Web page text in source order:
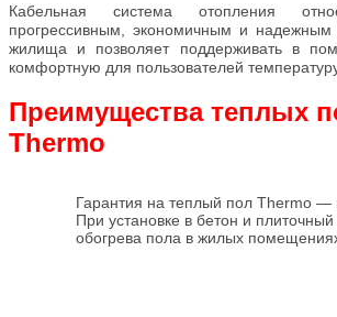
Кабельная система отопления
прогрессивным, экономичным и надежным
жилища и позволяет поддерживать в
комфортную для пользователей
Преимущества теплых
Thermo
Гарантия на теплый пол Thermo —
При установке в бетон и
обогрева пола в жилых